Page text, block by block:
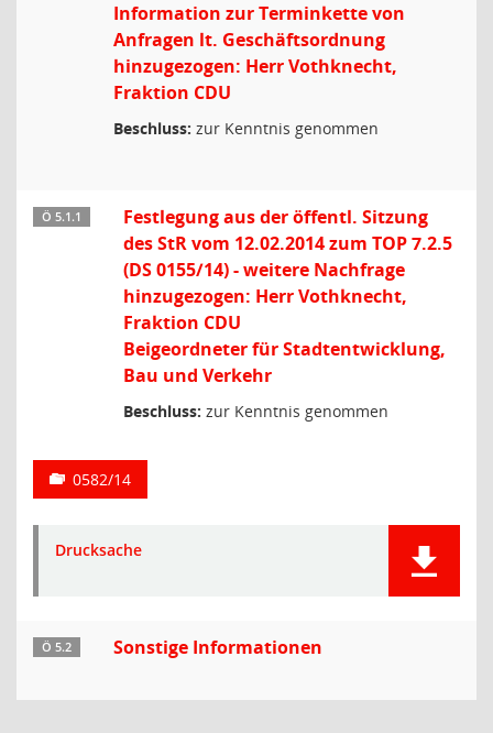
Information zur Terminkette von
Anfragen lt. Geschäftsordnung
hinzugezogen: Herr Vothknecht,
Fraktion CDU
Beschluss: zur Kenntnis genommen
Ö 5.1.1
Festlegung aus der öffentl. Sitzung
des StR vom 12.02.2014 zum TOP 7.2.5
(DS 0155/14) - weitere Nachfrage
hinzugezogen: Herr Vothknecht,
Fraktion CDU
Beigeordneter für Stadtentwicklung,
Bau und Verkehr
Beschluss: zur Kenntnis genommen
0582/14
Drucksache
Ö 5.2 Sonstige Informationen